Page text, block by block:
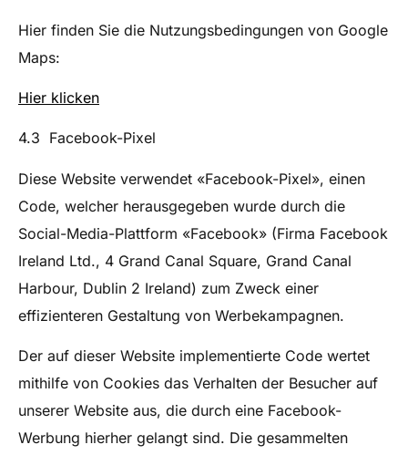
Hier finden Sie die Nutzungsbedingungen von Google
Maps:
Hier klicken
4.3 Facebook-Pixel
Diese Website verwendet «Facebook-Pixel», einen
Code, welcher herausgegeben wurde durch die
Social-Media-Plattform «Facebook» (Firma Facebook
Ireland Ltd., 4 Grand Canal Square, Grand Canal
Harbour, Dublin 2 Ireland) zum Zweck einer
effizienteren Gestaltung von Werbekampagnen.
Der auf dieser Website implementierte Code wertet
mithilfe von Cookies das Verhalten der Besucher auf
unserer Website aus, die durch eine Facebook-
Werbung hierher gelangt sind. Die gesammelten